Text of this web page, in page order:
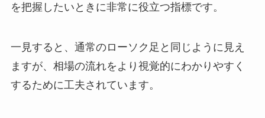
を把握したいときに非常に役立つ指標です。
一見すると、通常のローソク足と同じように見え
ますが、相場の流れをより視覚的にわかりやすく
するために工夫されています。